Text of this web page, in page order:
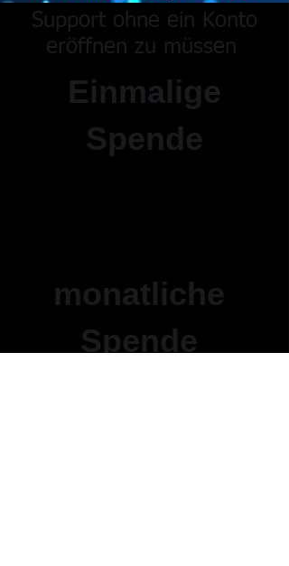
Support ohne ein Konto
eröffnen zu müssen
Einmalige
Spende
monatliche
Spende